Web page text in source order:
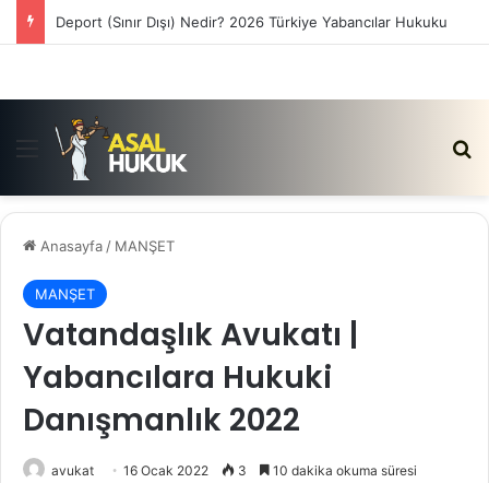
Satış Vaadi Sözleşmesi İptali Nedir?
Menü
Anasayfa / MANŞET
MANŞET
Vatandaşlık Avukatı |
Yabancılara Hukuki
Danışmanlık 2022
avukat 16 Ocak 2022 3 10 dakika okuma süresi